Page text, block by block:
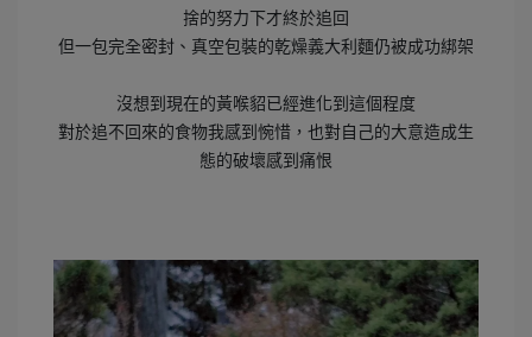
捨的努力下才終於追回
但一包完全密封、真空包裝的乾燥義大利麵仍被成功綁架
沒想到現在的黃喉貂已經進化到這個程度
對於追不回來的食物我感到惋惜，也對自己的大意造成生
態的破壞感到痛恨